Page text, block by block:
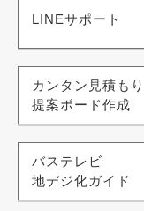
LINEサポート
カンタン見積もり
提案ボード作成
バステレビ
地デジ化ガイド